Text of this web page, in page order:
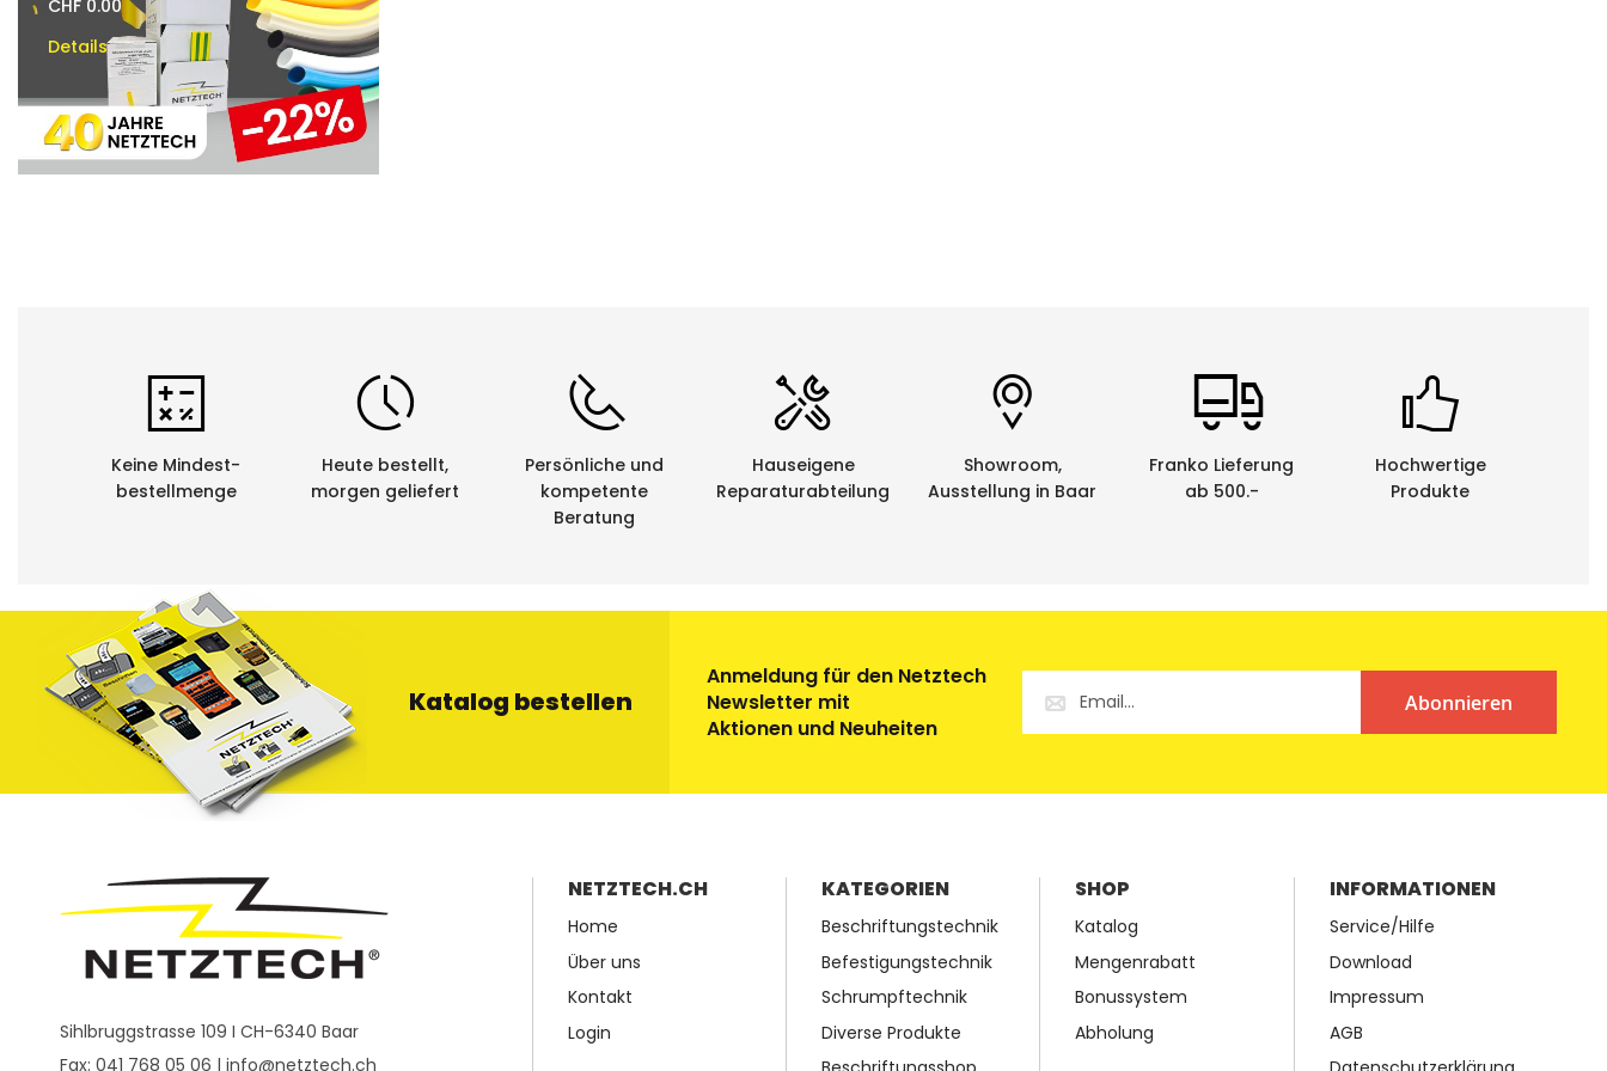
CHF 0.00
Details
Keine Mindest-
bestellmenge
Heute bestellt,
morgen geliefert
Persönliche und
kompetente
Beratung
Hauseigene
Reparaturabteilung
Showroom,
Ausstellung in Baar
Franko Lieferung
ab 500.-
Hochwertige
Produkte
Katalog bestellen
Anmeldung für den Netztech
Newsletter mit
Aktionen und Neuheiten
Abonnieren
Sihlbruggstrasse 109 I CH-6340 Baar
Fax: 041 768 05 06 | info@netztech.ch
NETZTECH.CH
Home
Über uns
Kontakt
Login
KATEGORIEN
Beschriftungstechnik
Befestigungstechnik
Schrumpftechnik
Diverse Produkte
SHOP
Katalog
Mengenrabatt
Bonussystem
Abholung
INFORMATIONEN
Service/Hilfe
Download
Impressum
AGB